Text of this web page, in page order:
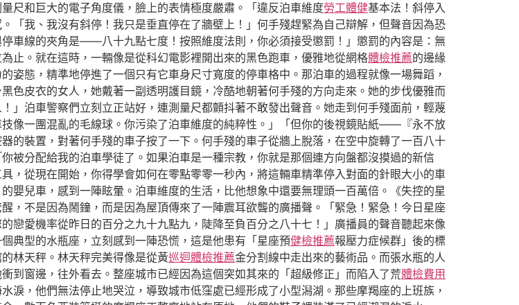
尺和巨大的電子角度儀，臉上的表情極度嚴肅。「違反泊車維度勞工體健基本法！斜停入
「我、我沒有斜停！我只是垂直停在了牆壁上！」何手殘趕緊為自己辯解，但聲音因為恐
車線的夾角是——八十九點七度！按照維度法則，你必須接受懲罰！」懲罰的內容是：無
止。就在這時，一輛像是從科幻電影裡開出來的黑色跑車，優雅地從網格體檢推薦的邊緣
姿態，精準地停進了一個只有它車身尺寸寬度的停車格中。那泊車的過程就像一場舞蹈，
色皮衣的女人，她戴著一副透明護目鏡，冷酷地朝著何手殘的方向走來。她的步伐優雅而
」泊車警察們立刻立正站好，連測量尺都顫抖著不敢發出聲音。她走到何手殘面前，輕蔑
像一團混亂的毛線球。你污染了泊車維度的純粹性。」「但你的後視鏡貼紙——『永不放
的裝置，對著何手殘的車子按了一下。何手殘的車子從牆上脫落，在空中旋轉了一百八十
分配給我的泊車學徒了。如果泊車是一種宗教，你就是那個連方向盤都沒摸過的新信
，從現在開始，你得學會如何在零點零零一秒內，將這輛車精準停入對面的針眼大小的車
嬰兒車，感到一陣眩暈。泊車維度的生活，比他想象中還要無理頭一百萬倍。《失控的星
，不是因為鬧鐘，而是因為屋頂傳來了一陣震耳欲聾的廣播聲。「緊急！緊急！今日星座
戀愛機率從昨日的百分之九十九點九，陡降至負百分之八十七！」廣播員的聲音聽起來像
典型的水瓶座，立刻感到一陣恐慌，這是他患有「星座預健檢推薦報壓力症候群」後的標
的林天秤。林天秤完美得像是從黃巡迴體檢推薦金分割線中走出來的藝術品。而張水瓶的人
到窗邊，往外看去。整座城市已經因為這個突如其來的「超級修正」而陷入了荒體檢費用
淚，他們無法停止地哭泣，導致城市低窪處已經形成了小型潟湖。那些摩羯座的上班族，